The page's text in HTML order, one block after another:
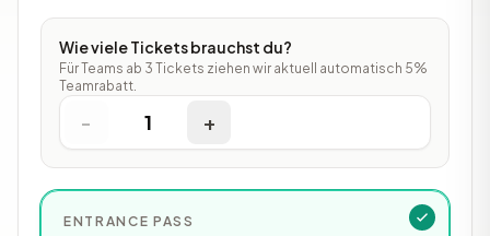
Wie viele Tickets brauchst du?
Für Teams ab 3 Tickets ziehen wir aktuell automatisch 5%
Teamrabatt.
- 1 +
ENTRANCE PASS